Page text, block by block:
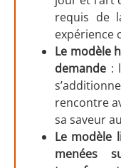
requis de
expérience
Le modèle
demande :
rencontre
sa saveur
Le modèle
menées